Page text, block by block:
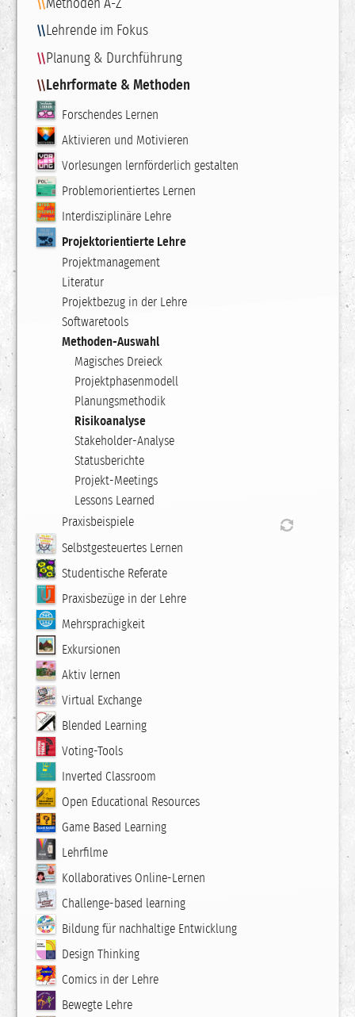
Lehrende im Fokus
Planung & Durchführung
Lehrformate & Methoden
Forschendes Lernen
Aktivieren und Motivieren
Vorlesungen lernförderlich gestalten
Problemorientiertes Lernen
Interdisziplinäre Lehre
Projektorientierte Lehre
Projektmanagement
Literatur
Projektbezug in der Lehre
Softwaretools
Methoden-Auswahl
Magisches Dreieck
Projektphasenmodell
Planungsmethodik
Risikoanalyse
Stakeholder-Analyse
Statusberichte
Projekt-Meetings
Lessons Learned
Praxisbeispiele
Selbstgesteuertes Lernen
Studentische Referate
Praxisbezüge in der Lehre
Mehrsprachigkeit
Exkursionen
Aktiv lernen
Virtual Exchange
Blended Learning
Voting-Tools
Inverted Classroom
Open Educational Resources
Game Based Learning
Lehrfilme
Kollaboratives Online-Lernen
Challenge-based learning
Bildung für nachhaltige Entwicklung
Design Thinking
Comics in der Lehre
Bewegte Lehre